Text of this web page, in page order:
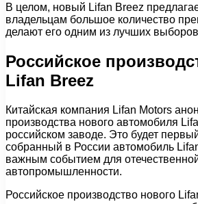
В целом, новый Lifan Breez
владельцам большое количество
делают его одним из лучших
Российское
Lifan Breez
Китайская компания Lifan Motors
производства нового автомобиля
российском заводе. Это будет
собранный в России автомобиль
важным событием для
автопромышленности.
Российское производство нового